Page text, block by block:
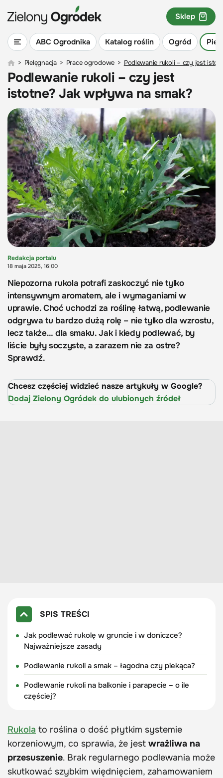
ABC Ogrodnika Katalog roślin Ogród
Sklep
> Pielęgnacja > Prace ogrodowe > Podlewanie rukoli – czy jest
Podlewanie rukoli – czy jest
istotne? Jak wpływa na smak?
Redakcja portalu
18 maja 2025, 16:00
Niepozorna rukola potrafi zaskoczyć nie tylko
intensywnym aromatem, ale i wymaganiami w
uprawie. Choć uchodzi za roślinę łatwą, podlewanie
odgrywa tu bardzo dużą rolę – nie tylko dla wzrostu,
lecz także… dla smaku. Jak i kiedy podlewać, by
liście były soczyste, a zarazem nie za ostre?
Sprawdź.
Chcesz częściej widzieć nasze artykuły w Google?
Dodaj Zielony Ogródek do ulubionych źródeł
SPIS TREŚCI
Jak podlewać rukolę w gruncie i w doniczce?
Najważniejsze zasady
Podlewanie rukoli a smak – łagodna czy piekąca?
Podlewanie rukoli na balkonie i parapecie – o ile
częściej?
Rukola to roślina o dość płytkim systemie
korzeniowym, co sprawia, że jest wrażliwa na
przesuszenie. Brak regularnego podlewania może
skutkować szybkim więdnięciem, zahamowaniem